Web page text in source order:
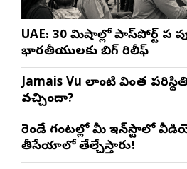
UAE: 30 నిమిషాల్లో పాస్‌పోర్ట్ పని
భారతీయులకు బిగ్ రిలీఫ్
Jamais Vu లాంటి వింత
వచ్చిందా?
రెండే గంటల్లో మీ ఇన్‌స్టాలో
తీసేయాలో తేల్చేస్తారు!